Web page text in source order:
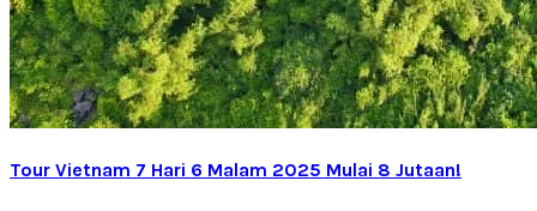
Tour Vietnam 7 Hari 6 Malam 2025 Mulai 8 Jutaan!